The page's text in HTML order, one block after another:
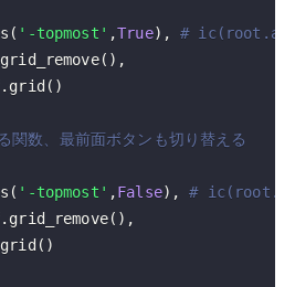
( '-topmost' ,True) ,
#
grid_remove( ) ,
. grid ( )
関数、最前面ボタンも切り替える
( '-topmost' ,False) ,
#
. grid_remove( ) ,
grid ( )